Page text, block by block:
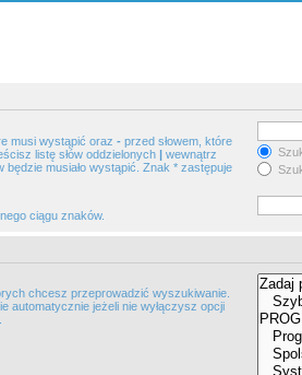
musi wystąpić oraz - przed słowem, które
listę słów oddzielonych | wewnątrz
będzie musiało wystąpić. Znak * zastępuje
ciągu znaków.
chcesz przeprowadzić wyszukiwanie.
automatycznie jeżeli nie wyłączysz opcji